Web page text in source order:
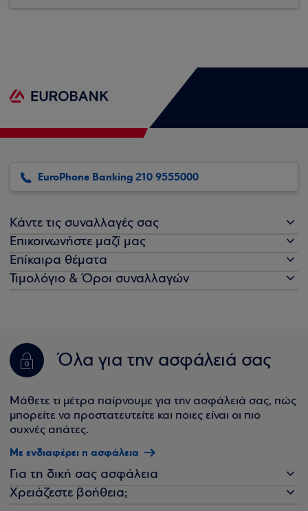
EuroPhone Banking 210 9555000
Κάντε τις συναλλαγές σας
Επικοινωνήστε μαζί μας
Επίκαιρα θέματα
Τιμολόγιο & Όροι συναλλαγών
Όλα για την ασφάλειά σας
Μάθετε τι μέτρα παίρνουμε για την ασφάλειά σας, πώς
μπορείτε να προστατευτείτε και ποιες είναι οι πιο
συχνές απάτες.
Με ενδιαφέρει η ασφάλεια
Για τη δική σας ασφάλεια
Χρειάζεστε βοήθεια;